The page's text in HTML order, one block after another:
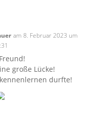
am 8. Februar 2023 um
große Lücke!
durfte!